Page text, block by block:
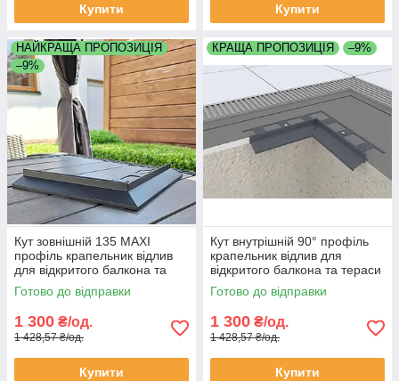
Купити Купити
НАЙКРАЩА ПРОПОЗИЦІЯ
–9%
Кут зовнішній 135 MAXI
профіль крапельник відлив
для відкритого балкона та
тераси, установа під плитку
колір графіт антрацит
Готово до відправки
1 300 ₴/од.
1 428,57 ₴/од.
Купити
КРАЩА ПРОПОЗИЦІЯ –9%
Кут внутрішній 90° профіль
крапельник відлив для
відкритого балкона та тераси
монтаж під плитку колір сірий
графіт
Готово до відправки
1 300 ₴/од.
1 428,57 ₴/од.
Купити